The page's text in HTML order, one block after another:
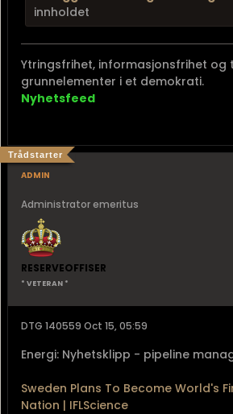
innholdet
Ytringsfrihet, informasjonsfrihet og
grunnelementer i et demokrati.
Nyhetsfeed
admin
Trådstarter
Administrator emeritus
RESERVEOFFISER
* VETERAN *
DTG 140559 Oct 15, 05:59
Energi: Nyhetsklipp - pipeline
Sweden Plans To Become World's
Nation | IFLScience